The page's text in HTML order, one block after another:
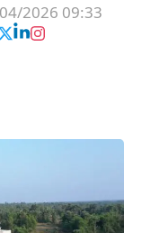
2026 09:33